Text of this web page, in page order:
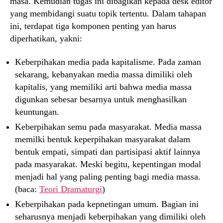
yang membidangi suatu topik tertentu. Dalam tahapan
ini, terdapat tiga komponen penting yan harus
diperhatikan, yakni:
Keberpihakan media pada kapitalisme. Pada zaman
sekarang, kebanyakan media massa dimiliki oleh
kapitalis, yang memiliki arti bahwa media massa
digunkan sebesar besarnya untuk menghasilkan
keuntungan.
Keberpihakan semu pada masyarakat. Media massa
memilki bentuk keperpihakan masyarakat dalam
bentuk empati, simpati dan partisipasi aktif lainnya
pada masyarakat. Meski begitu, kepentingan modal
menjadi hal yang paling penting bagi media massa.
(baca: Teori Dramaturgi)
Keberpihakan pada kepnetingan umum. Bagian ini
seharusnya menjadi keberpihakan yang dimiliki oleh